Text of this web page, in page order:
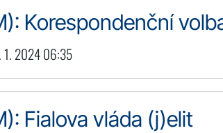
Korespondenční
1. 2024 06:35
Fialova vláda (j)elit